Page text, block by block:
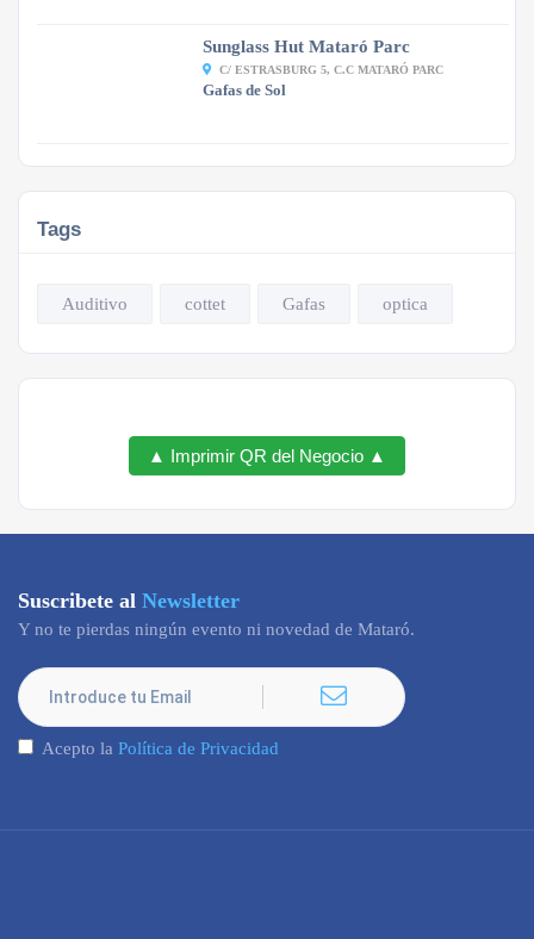
Sunglass Hut Mataró Parc
C/ ESTRASBURG 5, C.C MATARÓ PARC
Gafas de Sol
Tags
Auditivo cottet Gafas optica
▲ Imprimir QR del Negocio ▲
Suscribete al Newsletter
Y no te pierdas ningún evento ni novedad de Mataró.
Acepto la Política de Privacidad